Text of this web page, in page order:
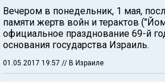
Вечером в понедельник, 1 мая,
памяти жертв войн и терактов
официальное празднование 69-й
основания государства Израиль.
01.05.2017 19:57 // В Израиле